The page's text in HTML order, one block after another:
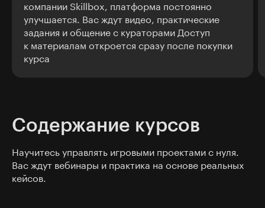
компании Skillbox, платформа постоянно
улучшается. Вас ждут видео, практические
задания и общение с кураторами Доступ
к материалам откроется сразу после покупки
курса
Содержание курсов
Научитесь управлять игровыми проектами с нуля.
Вас ждут вебинары и практика на основе реальных
кейсов.